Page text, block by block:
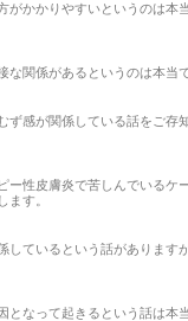
がかかりやすいというのは本
な関係があるというのは本当
ず感が関係している話をご存
ー性皮膚炎で苦しんでいるケ
ます。
しているという話があります
となって起きるという話は本